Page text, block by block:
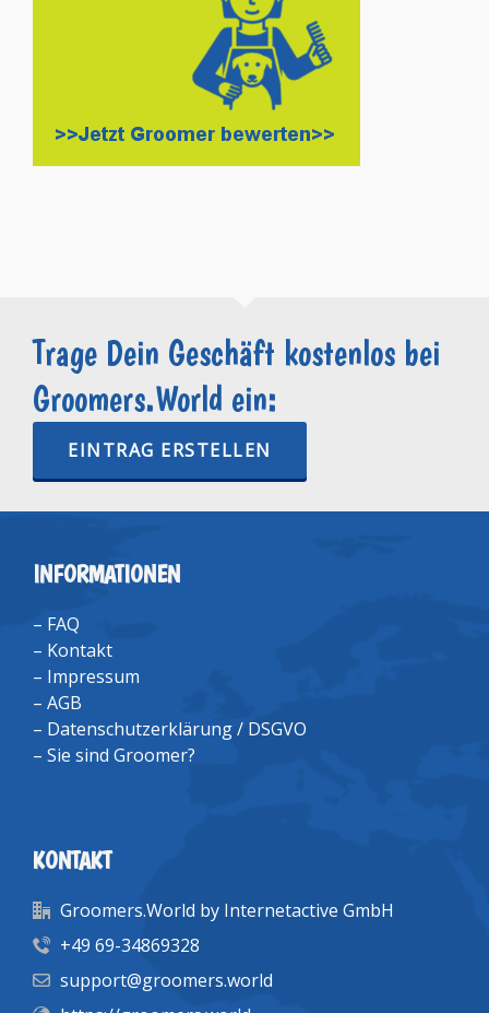
Trage Dein Geschäft kostenlos bei
Groomers.World ein:
EINTRAG ERSTELLEN
INFORMATIONEN
– FAQ
– Kontakt
– Impressum
– AGB
– Datenschutzerklärung / DSGVO
– Sie sind Groomer?
KONTAKT
Groomers.World by Internetactive GmbH
+49 69-34869328
support@groomers.world